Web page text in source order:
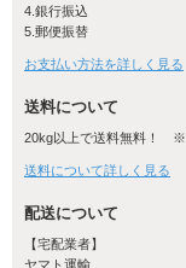
4.銀行振込
5.郵便振替
お支払い方法を詳しく見る
送料について
20kg以上で送料無料！ ※
送料について詳しく見る
配送について
【宅配業者】
ヤマト運輸